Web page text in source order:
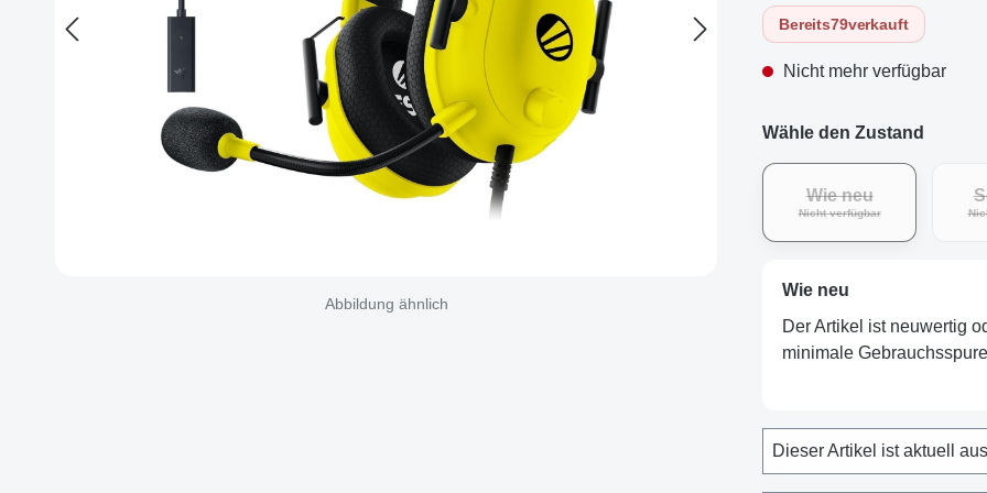
Abbildung ähnlich
Bereits79verkauft
Nicht mehr verfügbar
Wähle den Zustand
Wie neu
Nicht verfügbar(Diese Option ist
Wie neu
Der Artikel ist neuwertig
minimale
Dieser Artikel ist aktuell